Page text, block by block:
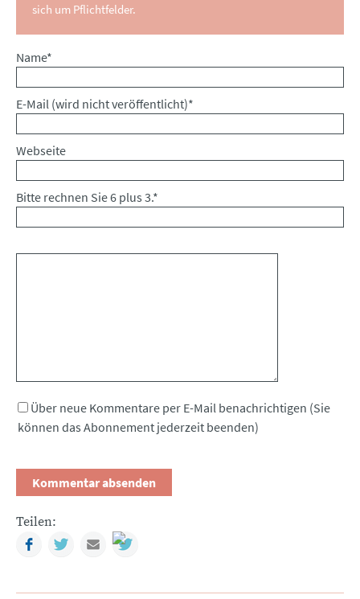
sich um Pflichtfelder.
Pflichtfeld
Name*
Pflichtfeld
E-Mail (wird nicht veröffentlicht)*
Webseite
Bitte rechnen Sie 6 plus 3.*
Über neue Kommentare per E-Mail benachrichtigen (Sie
können das Abonnement jederzeit beenden)
Teilen:
FacebookTwitterMail